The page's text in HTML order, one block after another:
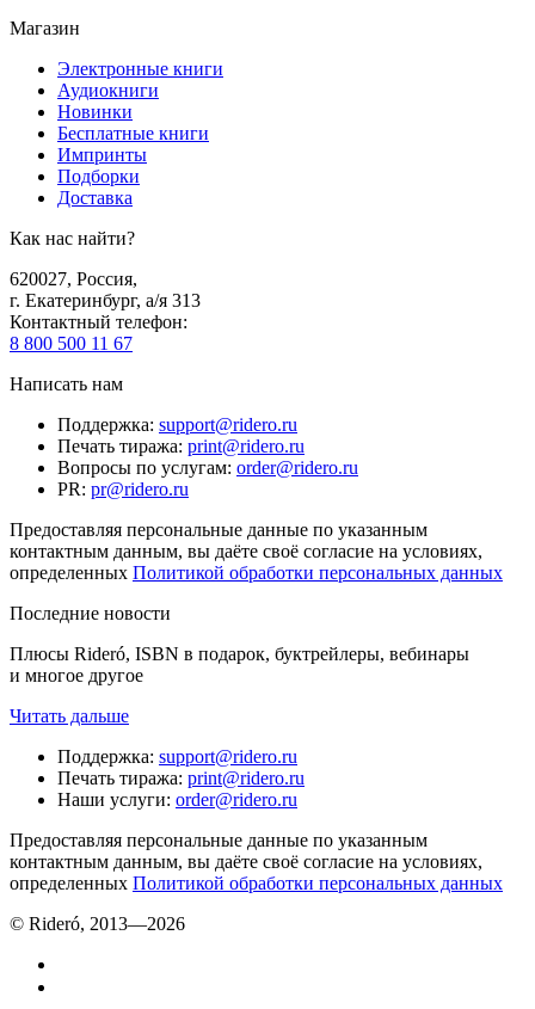
Магазин
Электронные книги
Аудиокниги
Новинки
Бесплатные книги
Импринты
Подборки
Доставка
Как нас найти?
620027, Россия,
г. Екатеринбург, а/я 313
Контактный телефон:
8 800 500 11 67
Написать нам
Поддержка: support@ridero.ru
Печать тиража: print@ridero.ru
Вопросы по услугам: order@ridero.ru
PR: pr@ridero.ru
Предоставляя персональные данные по указанным
контактным данным, вы даёте своё согласие на условиях,
определенных Политикой обработки персональных данных
Последние новости
Плюсы Rideró, ISBN в подарок, буктрейлеры, вебинары
и многое другое
Читать дальше
Поддержка: support@ridero.ru
Печать тиража: print@ridero.ru
Наши услуги: order@ridero.ru
Предоставляя персональные данные по указанным
контактным данным, вы даёте своё согласие на условиях,
определенных Политикой обработки персональных данных
© Rideró, 2013—2026